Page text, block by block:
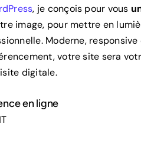
, je conçois pour vous
image, pour mettre en
Moderne, responsive
votre site sera
digitale.
en ligne